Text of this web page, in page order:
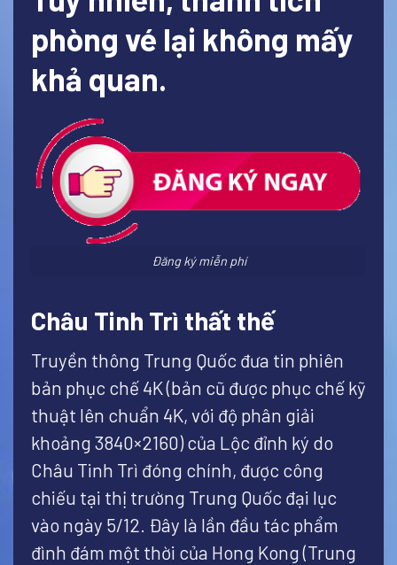
phòng vé lại không mấy
khả quan.
Đăng ký miễn phí
Châu Tinh Trì thất thế
Truyền thông Trung Quốc đưa tin phiên
bản phục chế 4K (bản cũ được phục chế kỹ
thuật lên chuẩn 4K, với độ phân giải
khoảng 3840×2160) của Lộc đỉnh ký do
Châu Tinh Trì đóng chính, được công
chiếu tại thị trường Trung Quốc đại lục
vào ngày 5/12. Đây là lần đầu tác phẩm
đình đám một thời của Hong Kong (Trung